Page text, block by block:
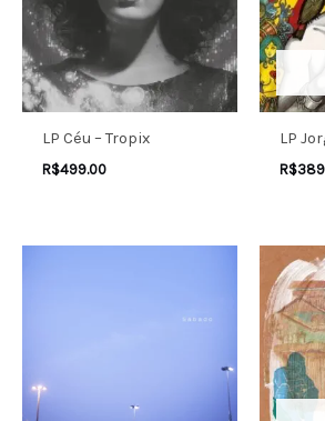
LP Céu – Tropix
R$499.00
LP
R$